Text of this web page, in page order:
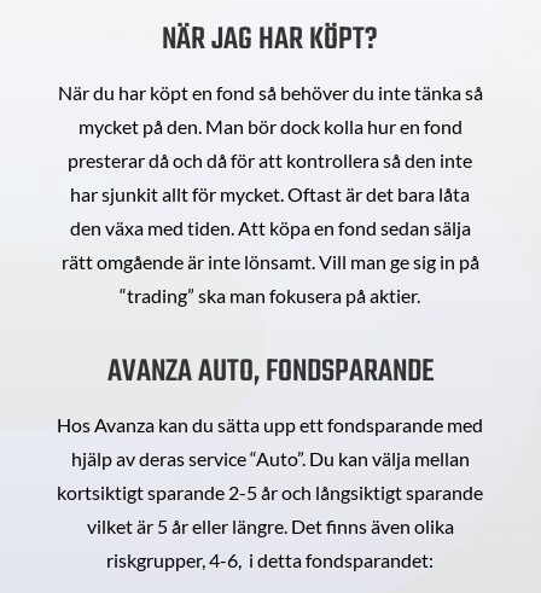
NÄR JAG HAR KÖPT?
När du har köpt en fond så behöver du inte tänka så
mycket på den. Man bör dock kolla hur en fond
presterar då och då för att kontrollera så den inte
har sjunkit allt för mycket. Oftast är det bara låta
den växa med tiden. Att köpa en fond sedan sälja
rätt omgående är inte lönsamt. Vill man ge sig in på
“trading” ska man fokusera på aktier.
AVANZA AUTO, FONDSPARANDE
Hos Avanza kan du sätta upp ett fondsparande med
hjälp av deras service “Auto”. Du kan välja mellan
kortsiktigt sparande 2-5 år och långsiktigt sparande
vilket är 5 år eller längre. Det finns även olika
riskgrupper, 4-6, i detta fondsparandet: